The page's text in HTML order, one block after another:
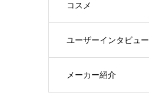
コスメ
ユーザーインタビュー
メーカー紹介